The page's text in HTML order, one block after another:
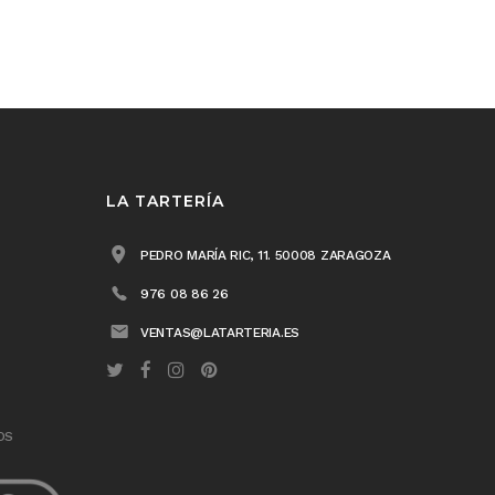
LA TARTERÍA
PEDRO MARÍA RIC, 11. 50008 ZARAGOZA
976 08 86 26
VENTAS@LATARTERIA.ES